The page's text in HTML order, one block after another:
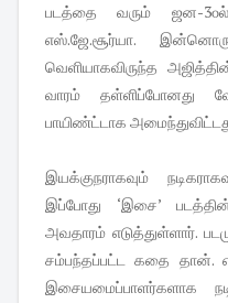
படத்தை வரும் ஜன-3௦ல்
எஸ்.ஜே.சூர்யா.
வெளியாகவிருந்த
வாரம் தள்ளிப்போனது
பாயிண்ட்டாக
இயக்குநராகவும்
இப்போது ‘இசை’
அவதாரம் எடுத்துள்ளார்.
சம்பந்தப்பட்ட கதை தான்.
இசையமைப்பாளர்களாக